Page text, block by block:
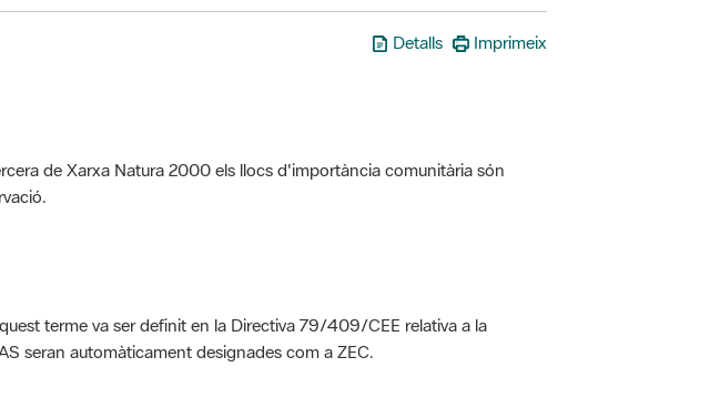
Detalls Imprimeix
de Xarxa Natura 2000 els llocs d'importància comunitària són
terme va ser definit en la Directiva 79/409/CEE relativa a la
seran automàticament designades com a ZEC.